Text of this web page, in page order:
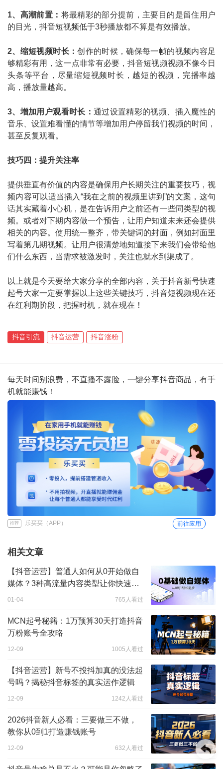
1、高潮前置： 将最精彩的部分提前，主要目的是留住用户
的目光，抖音短视频低于3秒播放都不算是有效播放。
2、缩短视频时长：创作的时候，确保每一帧的视频内容足
够精彩有用，这一点非常有必要，抖音短视频视频不像今日
头条等平台，尽量缩短视频时长，越短的视频，完播率越
高，播放量越高。
3、增加用户观看时长： 通过设置精彩的视频、插入魔性的
音乐、设置难看懂的情节等增加用户停留我们视频的时间，
甚至反复观看。
技巧四：提升关注率
提供垂直有价值的内容是确保用户长期关注的重要技巧，视
频内容可以适当插入“我在之前的视频里讲到”的文案，这句
话其实藏着小心机，是在告诉用户之前还有一些同类型的视
频。或者对下期内容做一个预告，让用户知道未来还会提供
相关的内容。使用统一整齐，带关键词的封面，例如封面里
写着第几期视频。让用户很清楚地知道接下来我们会带给他
们什么东西，当需求被激发时，关注也就水到渠成了。
以上就是今天要给大家分享的全部内容，关于抖音新号快速
起号大家一定要掌握以上这些关键技巧，抖音短视频现在还
在红利期阶段，把握时机，就在现在！
抖音引流 抖音运营 抖音涨粉
每天时间别浪费，不直播不露脸，一键分享抖音商品，有手
机就能赚钱！
推荐 乐买买（APP） 前往应用
相关文章
【抖音运营】普通人如何从0开始做自
媒体？3种高流量内容类型让你快速涨
粉
01-04 765人看过
MCN起号秘籍：1万预算30天打造抖音
万粉账号全攻略
12-09 1005人看过
【抖音运营】新号不投抖加真的没法起
号吗？揭秘抖音标签的真实运作逻辑
12-09 1242人看过
2026抖音新人必看：三要做三不做，
教你从0到1打造赚钱账号
12-09 632人看过